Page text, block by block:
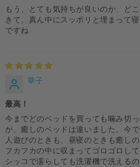
もう、とても気持ちが良いのか、ど
きて、真ん中にスッポリと埋まって
ですね
華子
最高！
今までどのベッドを買っても噛み切
が、癒しのベッドは違いました。今
人遊びのときも、昼寝のときも癒し
フカフカの中に収まってゴロゴロし
シッコで濡らしても洗濯機で洗える